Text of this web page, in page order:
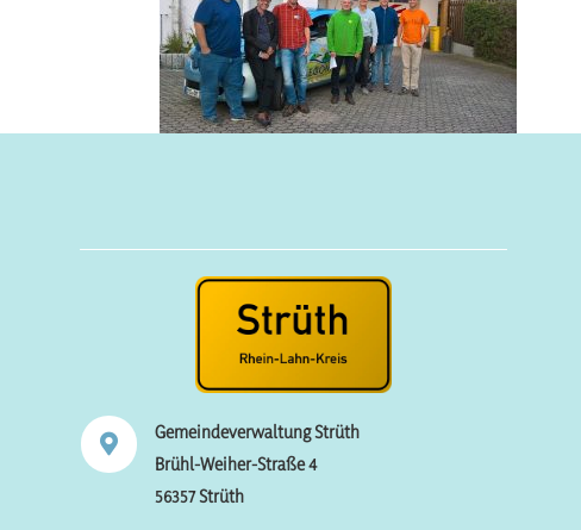

Gemeindeverwaltung Strüth
Brühl-Weiher-Straße 4
56357 Strüth